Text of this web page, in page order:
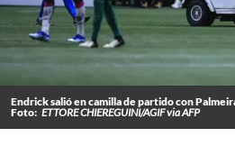
Endrick salió en camilla de partido con
Foto: ETTORE CHIEREGUINI/AGIF via AFP